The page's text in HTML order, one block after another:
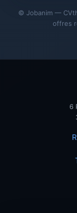
© Jobanim —
offres
6